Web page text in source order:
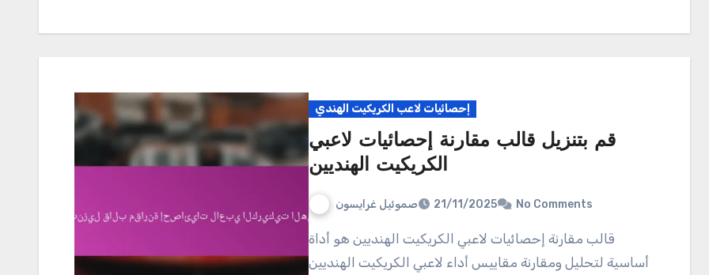
إحصائيات لاعب الكريكيت الهندي
قم بتنزيل قالب مقارنة إحصائيات لاعبي
الكريكيت الهنديين
صموئيل غرايسون 21/11/2025 No Comments
قالب مقارنة إحصائيات لاعبي الكريكيت الهنديين هو أداة
أساسية لتحليل ومقارنة مقاييس أداء لاعبي الكريكيت الهنديين